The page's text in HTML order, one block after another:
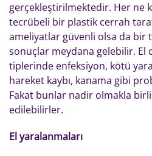
gerçekleştirilmektedir. Her ne
tecrübeli bir plastik cerrah
ameliyatlar güvenli olsa da bir
sonuçlar meydana gelebilir. El
tiplerinde enfeksiyon, kötü
hareket kaybı, kanama gibi
Fakat bunlar nadir olmakla
edilebilirler.
El yaralanmaları